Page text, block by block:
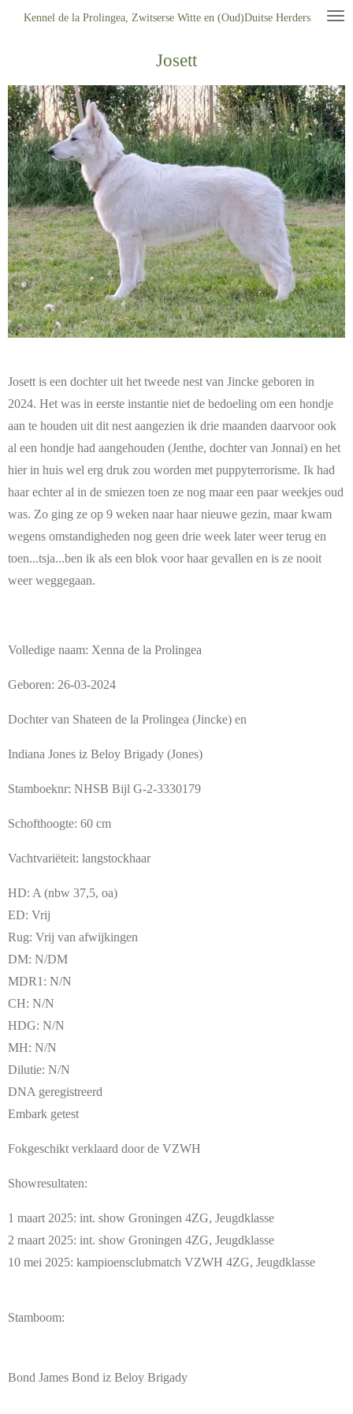
de
hoofdinhoud
Kennel de la Prolingea, Zwitserse Witte en (Oud)Duitse Herders
Josett
Josett is een dochter uit het tweede nest van Jincke geboren in
2024. Het was in eerste instantie niet de bedoeling om een hondje
aan te houden uit dit nest aangezien ik drie maanden daarvoor ook
al een hondje had aangehouden (Jenthe, dochter van Jonnai) en het
hier in huis wel erg druk zou worden met puppyterrorisme. Ik had
haar echter al in de smiezen toen ze nog maar een paar weekjes oud
was. Zo ging ze op 9 weken naar haar nieuwe gezin, maar kwam
wegens omstandigheden nog geen drie week later weer terug en
toen...tsja...ben ik als een blok voor haar gevallen en is ze nooit
weer weggegaan.
Volledige naam: Xenna de la Prolingea
Geboren: 26-03-2024
Dochter van Shateen de la Prolingea (Jincke) en
Indiana Jones iz Beloy Brigady (Jones)
Stamboeknr: NHSB Bijl G-2-3330179
Schofthoogte: 60 cm
Vachtvariëteit: langstockhaar
HD: A (nbw 37,5, oa)
ED: Vrij
Rug: Vrij van afwijkingen
DM: N/DM
MDR1: N/N
CH: N/N
HDG: N/N
MH: N/N
Dilutie: N/N
DNA geregistreerd
Embark getest
Fokgeschikt verklaard door de VZWH
Showresultaten:
1 maart 2025: int. show Groningen 4ZG, Jeugdklasse
2 maart 2025: int. show Groningen 4ZG, Jeugdklasse
10 mei 2025: kampioensclubmatch VZWH 4ZG, Jeugdklasse
Stamboom:
Bond James Bond iz Beloy Brigady